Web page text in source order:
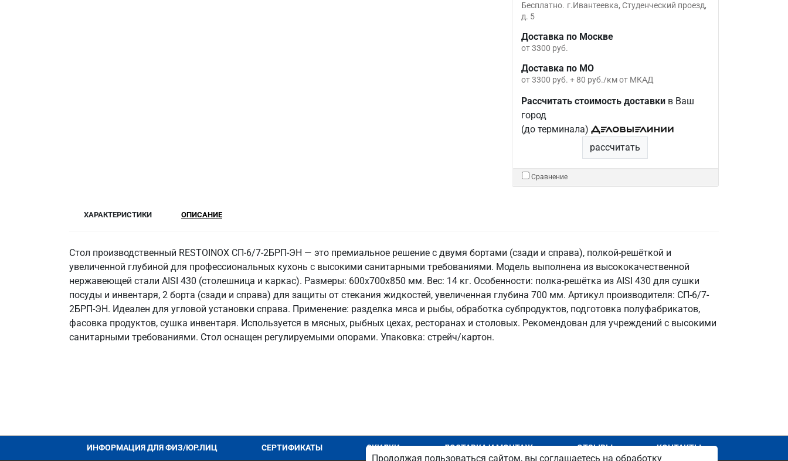
Бесплатно. г.Ивантеевка, Студенческий проезд,
д. 5
Доставка по Москве
от 3300 руб.
Доставка по МО
от 3300 руб. + 80 руб./км от МКАД
Рассчитать стоимость доставкив Ваш
город
(до терминала)
рассчитать
Сравнение
ХАРАКТЕРИСТИКИ ОПИСАНИЕ
Стол производственный RESTOINOX СП-6/7-2БРП-ЭН — это премиальное решение с двумя бортами (сзади и справа), полкой-решёткой и
увеличенной глубиной для профессиональных кухонь с высокими санитарными требованиями. Модель выполнена из высококачественной
нержавеющей стали AISI 430 (столешница и каркас). Размеры: 600x700x850 мм. Вес: 14 кг. Особенности: полка-решётка из AISI 430 для сушки
посуды и инвентаря, 2 борта (сзади и справа) для защиты от стекания жидкостей, увеличенная глубина 700 мм. Артикул производителя: СП-6/7-
2БРП-ЭН. Идеален для угловой установки справа. Применение: разделка мяса и рыбы, обработка субпродуктов, подготовка полуфабрикатов,
фасовка продуктов, сушка инвентаря. Используется в мясных, рыбных цехах, ресторанах и столовых. Рекомендован для учреждений с высокими
санитарными требованиями. Стол оснащен регулируемыми опорами. Упаковка: стрейч/картон.
ИНФОРМАЦИЯ ДЛЯ ФИЗ/ЮР.ЛИЦ СЕРТИФИКАТЫ СКИДКИ ДОСТАВКА И МОНТАЖ ОТЗЫВЫ КОНТАКТЫ
Продолжая пользоваться сайтом, вы соглашаетесь на обработку